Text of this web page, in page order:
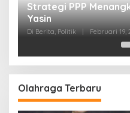
Strategi PPP
Yasin
Di Berita, Politik Februari 19,
Olahraga Terbaru